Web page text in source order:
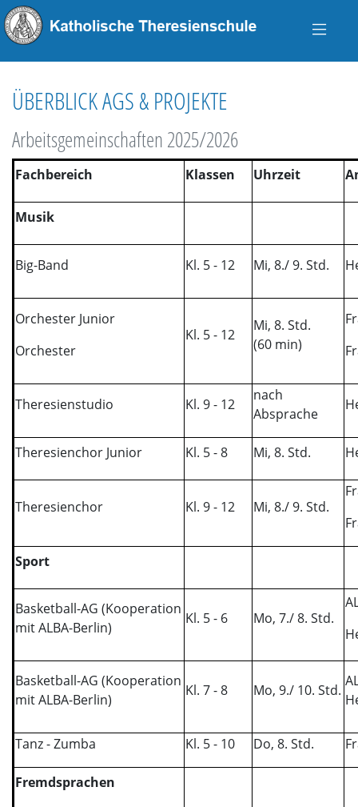
ÜBERBLICK AGS & PROJEKTE
Arbeitsgemeinschaften 2025/2026
Fachbereich Klassen Uhrzeit
Musik
Big-Band Kl. 5 - 12 Mi, 8./ 9. Std.
Orchester Junior
Orchester
Kl. 5 - 12
Mi, 8. Std.
(60 min)
Theresienstudio Kl. 9 - 12
nach
Absprache
Theresienchor Junior Kl. 5 - 8 Mi, 8. Std.
Theresienchor Kl. 9 - 12 Mi, 8./ 9. Std.
Sport
Basketball-AG (Kooperation
mit ALBA-Berlin)
Kl. 5 - 6 Mo, 7./ 8. Std.
Basketball-AG (Kooperation
mit ALBA-Berlin)
Kl. 7 - 8 Mo, 9./ 10. Std.
Tanz - Zumba Kl. 5 - 10 Do, 8. Std.
Fremdsprachen